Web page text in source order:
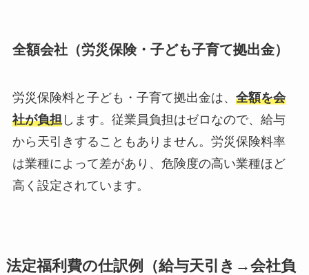
全額会社（労災保険・子ども子育て拠出金）
労災保険料と子ども・子育て拠出金は、 全額を会
社が負担します。従業員負担はゼロなので、給与
から天引きすることもありません。労災保険料率
は業種によって差があり、危険度の高い業種ほど
高く設定されています。
法定福利費の仕訳例（給与天引き→会社負